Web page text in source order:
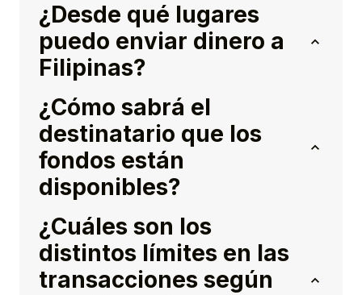
¿Desde qué lugares
puedo enviar dinero a
Filipinas?
¿Cómo sabrá el
destinatario que los
fondos están
disponibles?
¿Cuáles son los
distintos límites en las
transacciones según